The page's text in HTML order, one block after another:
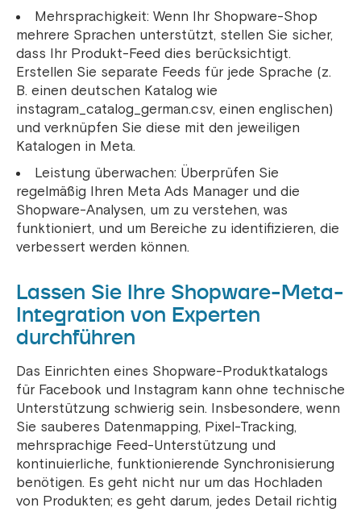
Mehrsprachigkeit: Wenn Ihr Shopware-Shop
mehrere Sprachen unterstützt, stellen Sie sicher,
dass Ihr Produkt-Feed dies berücksichtigt.
Erstellen Sie separate Feeds für jede Sprache (z.
B. einen deutschen Katalog wie
instagram_catalog_german.csv, einen englischen)
und verknüpfen Sie diese mit den jeweiligen
Katalogen in Meta.
Leistung überwachen: Überprüfen Sie
regelmäßig Ihren Meta Ads Manager und die
Shopware-Analysen, um zu verstehen, was
funktioniert, und um Bereiche zu identifizieren, die
verbessert werden können.
Lassen Sie Ihre Shopware-Meta-
Integration von Experten
durchführen
Das Einrichten eines Shopware-Produktkatalogs
für Facebook und Instagram kann ohne technische
Unterstützung schwierig sein. Insbesondere, wenn
Sie sauberes Datenmapping, Pixel-Tracking,
mehrsprachige Feed-Unterstützung und
kontinuierliche, funktionierende Synchronisierung
benötigen. Es geht nicht nur um das Hochladen
von Produkten; es geht darum, jedes Detail richtig